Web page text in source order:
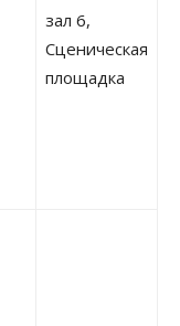
зал 6,
Сценическая
площадка